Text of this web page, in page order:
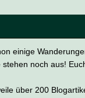
einige
noch aus!
über 200